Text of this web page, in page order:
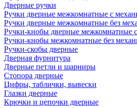
Дверные ручки
Ручки дверные межкомнатные с
Ручки дверные межкомнатные без
Ручки-кнобы дверные межкомнатные
Ручки-кнобы межкомнатные без
Ручки-скобы дверные
Дверная фурнитура
Дверные петли и шарниры
Стопора дверные
Цифры, таблички, вывески
Глазки дверные
Крючки и цепочки дверные